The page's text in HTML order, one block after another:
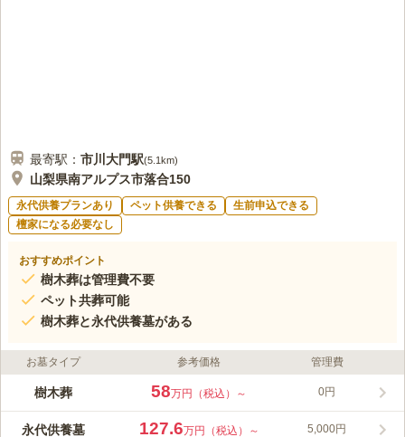
最寄駅： 市川大門駅(5.1km)
山梨県南アルプス市落合150
永代供養プランあり ペット供養できる
生前申込できる
檀家になる必要なし
おすすめポイント
樹木葬は管理費不要
ペット共葬可能
樹木葬と永代供養墓がある
お墓タイプ 参考価格 管理費
樹木葬 58万円（税込）～ 0円
永代供養墓 127.6万円（税込）～ 5,000円